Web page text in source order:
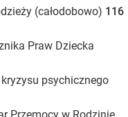
(całodobowo) 116
Praw Dziecka
psychicznego